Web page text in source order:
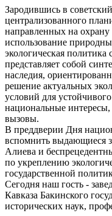
Зародившись в
централизованного
направленных на
использование
экологическая
представляет собой
наследия,
решение актуальных
условий для
национальные интересы,
вызовы.
В преддверии Дня
вспомнить выдающиеся
Алиева и
по укреплению
государственной
Сегодня наш гость -
Кавказа Бакинского
исторических наук,